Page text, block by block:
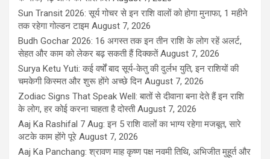
Sun Transit 2026: सूर्य गोचर से इन राशि वालों को होगा मुनाफा, 1 महीने
तक रहेगा गोल्डन टाइम August 7, 2026
Budh Gochar 2026: 16 अगस्त तक इन तीन राशि के लोग रहें अलर्ट,
सेहत और काम को लेकर बढ़ सकती हैं दिक्कतें August 7, 2026
Surya Ketu Yuti: कई वर्षों बाद सूर्य-केतु की दुर्लभ युति, इन राशियों की
चमकेगी किस्मत और शुरू होंगे अच्छे दिन August 7, 2026
Zodiac Signs That Speak Well: बातों से दीवाना बना देते हैं इन राशि
के लोग, हर कोई करना चाहता है दोस्ती August 7, 2026
Aaj Ka Rashifal 7 Aug: इन 5 राशि वालों का भाग्य रहेगा मजबूत, सारे
अटके काम होंगे पूरे August 7, 2026
Aaj Ka Panchang: श्रावण माह कृष्ण पक्ष नवमी तिथि, अभिजीत मुहूर्त और